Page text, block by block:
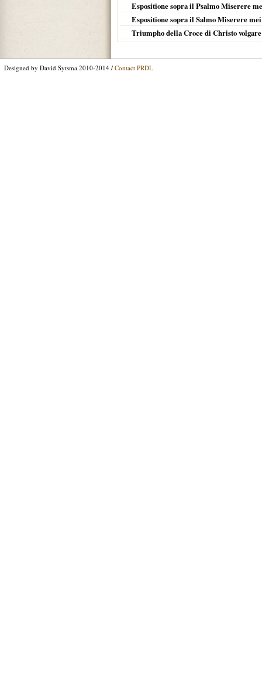
Espositione sopra il Psalmo Miserere
Espositione sopra il Salmo Miserere
Triumpho della Croce di Christo
Designed by David Sytsma 2010-2014 / Contact PRDL